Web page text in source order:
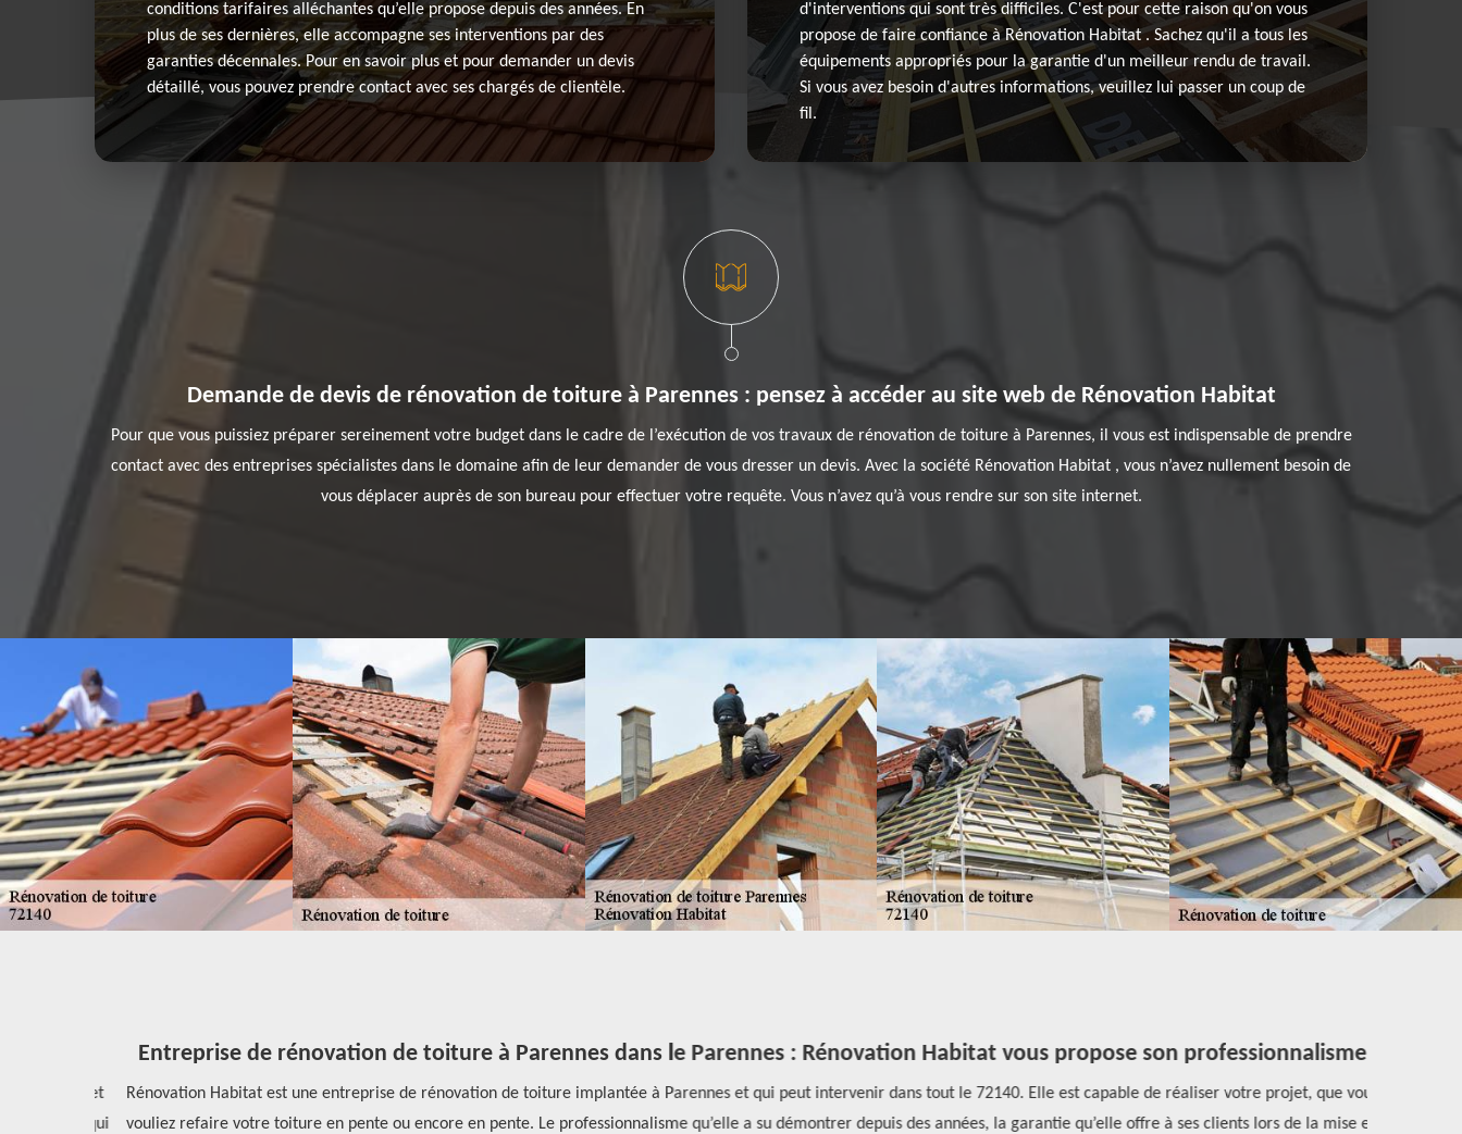
conditions tarifaires alléchantes qu’elle propose depuis des années. En
plus de ses dernières, elle accompagne ses interventions par des
garanties décennales. Pour en savoir plus et pour demander un devis
détaillé, vous pouvez prendre contact avec ses chargés de clientèle.
d'interventions qui sont très difficiles. C'est pour cette raison qu'on vous
propose de faire confiance à Rénovation Habitat . Sachez qu'il a tous les
équipements appropriés pour la garantie d'un meilleur rendu de travail.
Si vous avez besoin d'autres informations, veuillez lui passer un coup de
fil.
Demande de devis de rénovation de toiture à Parennes : pensez à accéder au site web de Rénovation Habitat
Pour que vous puissiez préparer sereinement votre budget dans le cadre de l’exécution de vos travaux de rénovation de toiture à Parennes, il vous est indispensable de prendre
contact avec des entreprises spécialistes dans le domaine afin de leur demander de vous dresser un devis. Avec la société Rénovation Habitat , vous n’avez nullement besoin de
vous déplacer auprès de son bureau pour effectuer votre requête. Vous n’avez qu’à vous rendre sur son site internet.
Entreprise de rénovation de toiture à Parennes dans le Parennes : Rénovation Habitat vous propose son professionnalisme
Rénovation Habitat est une entreprise de rénovation de toiture implantée à Parennes et qui peut intervenir dans tout le 72140. Elle est capable de réaliser votre projet, que vous
vouliez refaire votre toiture en pente ou encore en pente. Le professionnalisme qu’elle a su démontrer depuis des années, la garantie qu’elle offre à ses clients lors de la mise en